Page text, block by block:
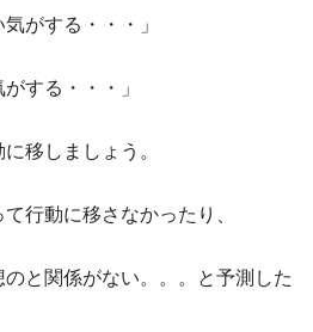
がする・・・」
する・・・」
移しましょう。
行動に移さなかったり、
と関係がない。。。と予測した